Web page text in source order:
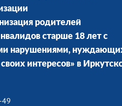
родителей
старше 18 лет с
нарушениями,
интересов» в
49